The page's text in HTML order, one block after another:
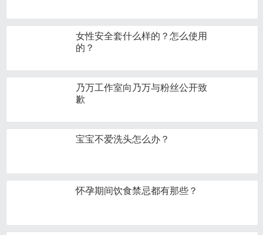
女性安全套什么样的？怎么使用
的？
乃万工作室向乃万与粉丝公开致
歉
宝宝不爱洗头怎么办？
怀孕期间饮食禁忌都有那些？